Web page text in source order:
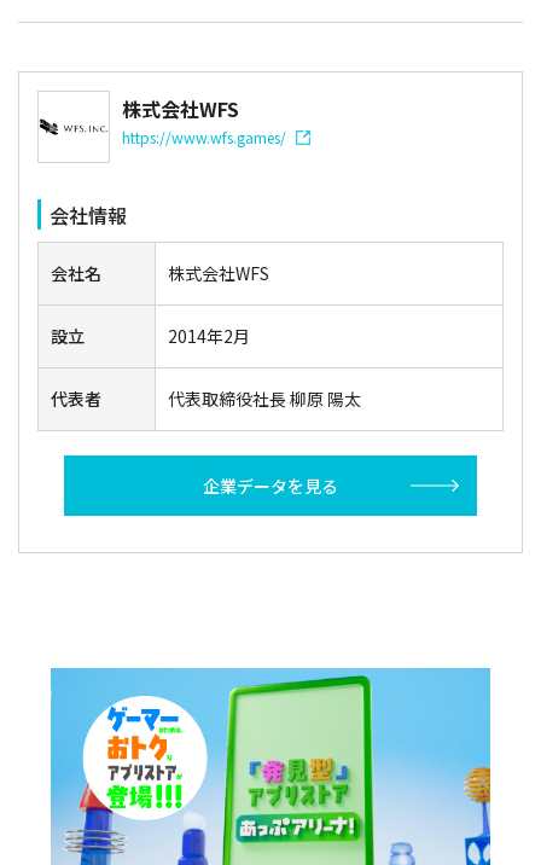
株式会社WFS
https://www.wfs.games/
会社情報
会社名 株式会社WFS
設立 2014年2月
代表者 代表取締役社長 柳原 陽太
企業データを見る